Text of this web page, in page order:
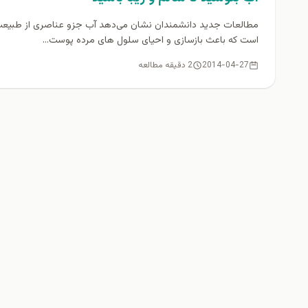
مطالعات جدید دانشمندان نشان می‌دهد آب جزو عناصری از
است که باعث بازسازی و احیای سلول های مرده پوست...
2014-04-27 2 دقیقه مطالعه